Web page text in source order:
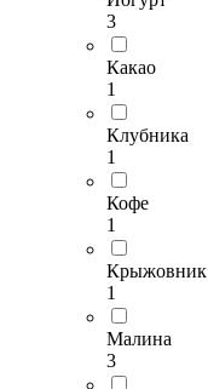
3
Какао
1
Клубника
1
Кофе
1
Крыжовник
1
Малина
3